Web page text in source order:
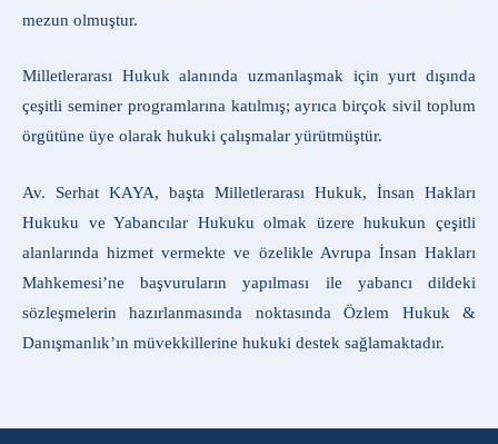
mezun olmuştur.
Milletlerarası Hukuk alanında uzmanlaşmak için yurt dışında
çeşitli seminer programlarına katılmış; ayrıca birçok sivil toplum
örgütüne üye olarak hukuki çalışmalar yürütmüştür.
Av. Serhat KAYA, başta Milletlerarası Hukuk, İnsan Hakları
Hukuku ve Yabancılar Hukuku olmak üzere hukukun çeşitli
alanlarında hizmet vermekte ve özelikle Avrupa İnsan Hakları
Mahkemesi’ne başvuruların yapılması ile yabancı dildeki
sözleşmelerin hazırlanmasında noktasında Özlem Hukuk &
Danışmanlık’ın müvekkillerine hukuki destek sağlamaktadır.